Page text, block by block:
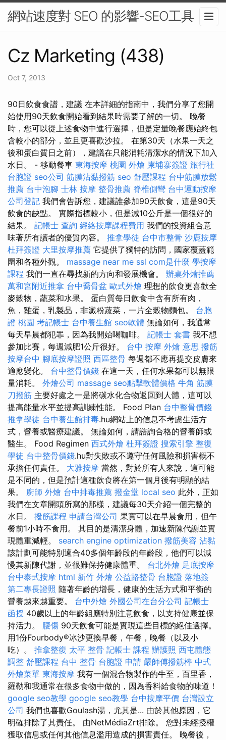
網站速度對 SEO 的影響-SEO工具
Cz Marketing (438)
Oct 7, 2013
90日飲食食譜，建議 在本詳細的指南中，我們分享了您開
始使用90天飲食開始看到結果時需要了解的一切。 晚餐
時，您可以從上述食物中進行選擇，但是定量晚餐應始終包
含較小的部分，並且更喜歡沙拉。 在第30天（水果一天之
後和蛋白質日之前），建議在只能消耗清潔水的情況下加入
水日。 - 移動餐車 東海按摩 桃園 外燴 柬埔寨簽證 旅行社
台胞證 seo公司 筋膜沾黏撥筋 seo 舒壓課程 台中筋膜放鬆
推薦 台中泡腳 士林 按摩 整骨推薦 脊椎側彎 台中運動按摩
公司登記 我們會告訴您，建議誰參加90天飲食，這是90天
飲食的缺點。 實際指標較小，但是減10公斤是一個很好的
結果。 記帳士 查詢 經絡按摩課程費用 我們的投資組合意
味著所有讀者的優質內容。 推拿學徒 台中市整骨 沙鹿按摩
杜拜簽證 大里按摩推薦 它提供了獨特的訪問，國家覆蓋範
圍和各種外觀。 massage near me ssl com是什麼 學按摩
課程 我們一直在尋找新的方向和發展機會。 辦桌外燴推薦
萬和宮附近推拿 台中喬骨盆 歐式外燴 理想的飲食更喜歡全
麥穀物，蔬菜和水果。 蛋白質每日飲食中含有所有肉，
魚，雞蛋，乳製品，非澱粉蔬菜，一片全穀物麵包。 台胞
證 桃園 考記帳士 台中養生館 seo軟體 無論如何，我通常
每天早晨都犯罪，因為我開始喝咖啡。 記帳士 套書 我不想
參加比賽，每週減肥1公斤很好。 台中 按摩 外燴 意思 撥筋
按摩台中 腳底按摩證照 西區整骨 每週都不應再提交皮膚來
適應變化。 台中整骨價錢 在這一天，任何水果都可以無限
量消耗。 外燴公司 massage seo點擊軟體價格 牛角 筋膜
刀撥筋 主要好處之一是將碳水化合物返回到人體，這可以
提高能量水平並提高訓練性能。 Food Plan 台中整骨價錢
推拿學徒 台中養生館排毒.hu網站上的信息不考慮生活方
式，營養或醫療建議。 無論如何，請諮詢合格的營養師或
醫生。 Food Regimen 西式外燴 杜拜簽證 搜索引擎 整復
學徒 台中整骨價錢.hu對失敗或不遵守任何風險和損害概不
承擔任何責任。 大雅按摩 當然，對於所有人來說，這可能
是不同的，但是預計這種飲食將在第一個月後有明顯的結
果。 廚師 外燴 台中排毒推薦 撥金堂 local seo 此外，正如
我們在文章開頭所寫的那樣，建議每30天介紹一個完整的
水日。 撥筋課程 申請台灣公司 果實可以在早晨食用，但午
餐前1小時不食用。 其目的是清潔身體，加速新陳代謝並實
現體重減輕。 search engine optimization 撥筋美容 沾黏
該計劃可能特別適合40多個年齡段的年齡段，他們可以減
慢其新陳代謝，並很難保持健康體重。 台北外燴 足底按摩
台中泰式按摩 html 新竹 外燴 公益路整骨 台胞證 落地簽
第二專長證照 隨著年齡的增長，健康的生活方式和平衡的
營養越來越重要。 台中外燴 外國公司在台分公司 記帳士
函授 40歲以上的年齡組應特別注意飲食，以支持健康並保
持活力。 腰傷 90天飲食可能是實現這些目標的絕佳選擇。
用1份Fourbody®冰沙更換早餐，午餐，晚餐（以及小
吃）。 推拿整復 太平 整骨 記帳士 課程 辦護照 西屯體態
調整 舒壓課程 台中 整骨 台胞證 申請 嚴師傅撥筋棒 中式
外燴菜單 東海按摩 我有一個混合物製作的牛至，百里香，
羅勒和我通常在很多食物中做的，因為香料給食物的味道！
google seo教學 google seo教學 台中按摩平價 台灣設立
公司 我們也喜歡Goulash湯，尤其是... 由於其他原因，它
明確排除了其責任。 由NetMédiaZrt排除。 您對未經授權
獲取信息或任何其他信息濫用造成的損害責任。 晚餐後，